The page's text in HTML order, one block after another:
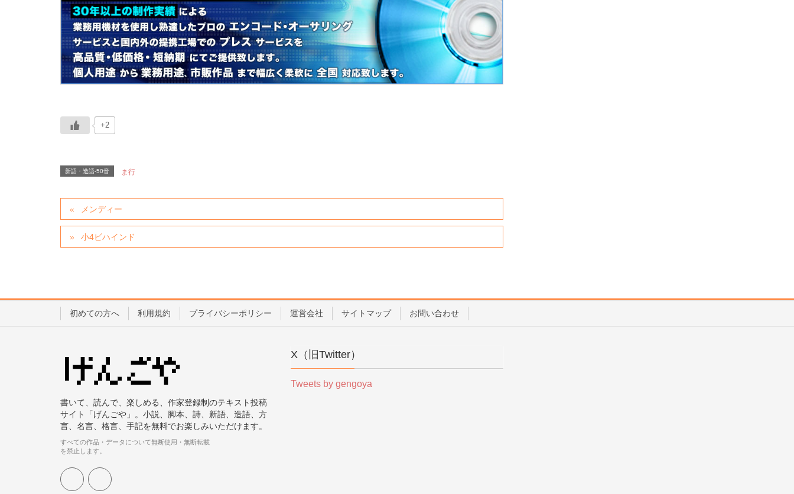
+2
新語・造語-50音 ま行
メンディー
小4ビハインド
初めての方へ 利用規約 プライバシーポリシー 運営会社 サイトマップ お問い合わせ
書いて、読んで、楽しめる、作家登録制のテキスト投稿
サイト「げんごや」。小説、脚本、詩、新語、造語、方
言、名言、格言、手記を無料でお楽しみいただけます。
すべての作品・データについて無断使用・無断転載
を禁止します。
X（旧Twitter）
Tweets by gengoya